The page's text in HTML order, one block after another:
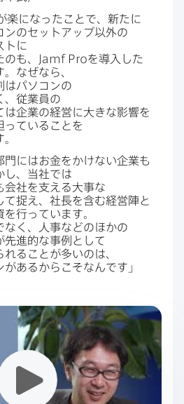
楽に​なった​ことで、​新たに​
ンの​セットアップ以外の​
トに​
も、
Jamf Proを​導入した​
なぜなら、​
は​パソコンの​
、​従業員の​
は​企業の​経営に​大きな​影響を​
っている​ことを​
門には​お金を​かけない​企業も​
し、​当社では​
会社を​支える​大事な​
て​捉え、​社長を​含む経営陣と​
行っています。​
なく、​人事などの​ほかの​
先進的な​事例と​して​
る​ことが​多いのは、​
あるから​こそなんです」​